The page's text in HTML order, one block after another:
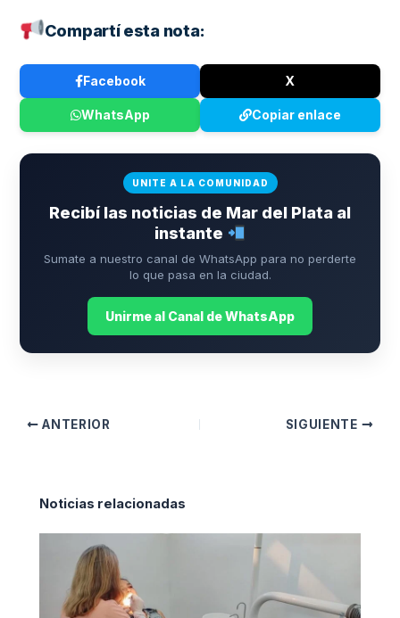
Compartí esta nota:
Facebook X
WhatsApp Copiar enlace
UNITE A LA COMUNIDAD
Recibí las noticias de Mar del Plata al
instante
Sumate a nuestro canal de WhatsApp para no perderte
lo que pasa en la ciudad.
Unirme al Canal de WhatsApp
ANTERIOR SIGUIENTE
Noticias relacionadas